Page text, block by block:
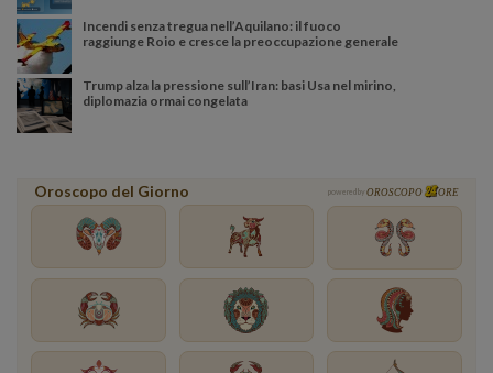
Incendi senza tregua nell’Aquilano: il fuoco
raggiunge Roio e cresce la preoccupazione generale
Trump alza la pressione sull’Iran: basi Usa nel mirino,
diplomazia ormai congelata
Oroscopo del Giorno powered by OROSCOPO ORE